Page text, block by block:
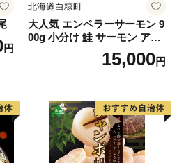
円
北海道白糠町
大人気 エンペラーサーモン 9
00g 小分け 鮭 サーモン アト
ランティックサーモン 水産
庁長官賞 受賞 さけ シャケ し
満足 美味しい 贈答 生食用 刺
身 お刺身 刺し身 魚介類 海鮮
冷凍 厚切り 薄切り ふるさと
納税 ふるさとチョイス チョ
イス 北海道 白糠町
15,000円